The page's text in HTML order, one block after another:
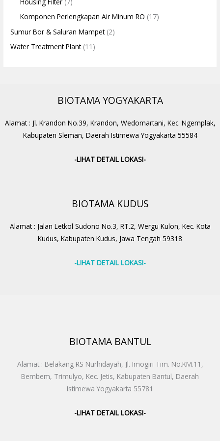
Komponen Perlengkapan Air Minum RO (17)
Sumur Bor & Saluran Mampet(2)
Water Treatment Plant(11)
BIOTAMA YOGYAKARTA
Alamat : Jl. Krandon No.39, Krandon, Wedomartani, Kec. Ngemplak,
Kabupaten Sleman, Daerah Istimewa Yogyakarta 55584
-LIHAT DETAIL LOKASI-
BIOTAMA KUDUS
Alamat : Jalan Letkol Sudono No.3, RT.2, Wergu Kulon, Kec. Kota
Kudus, Kabupaten Kudus, Jawa Tengah 59318
-LIHAT DETAIL LOKASI-
BIOTAMA BANTUL
Alamat : Belakang RS Nurhidayah, Jl. Imogiri Tim. No.KM.11,
Bembem, Trimulyo, Kec. Jetis, Kabupaten Bantul, Daerah
Istimewa Yogyakarta 55781
-LIHAT DETAIL LOKASI-